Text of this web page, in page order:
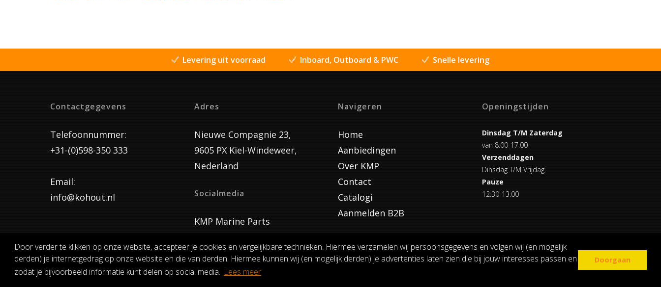
Door verder te klikken op onze website, accepteer je cookies en vergelijkbare technieken. Hiermee verzamelen wij persoonsgegevens en volgen wij (en mogelijk
derden) je internetgedrag op onze website en die van derden. Hiermee kunnen wij (en mogelijk derden) je advertenties laten zien die bij jouw interesses passen en
zodat je bijvoorbeeld informatie kunt delen op social media. Lees meer
Doorgaan
Levering uit voorraad Inboard, Outboard & PWC Snelle levering
Contactgegevens
Telefoonnummer:
+31-(0)598-350 333
Email:
info@kohout.nl
Adres
Nieuwe Compagnie 23,
9605 PX Kiel-Windeweer,
Nederland
Socialmedia
KMP Marine Parts
Navigeren
Home
Aanbiedingen
Over KMP
Contact
Catalogi
Aanmelden B2B
Openingstijden
Dinsdag T/M Zaterdag
van 8:00-17:00
Verzenddagen
Dinsdag T/M Vrijdag
Pauze
12:30-13:00
ALGEMENE VOORWAARDEN